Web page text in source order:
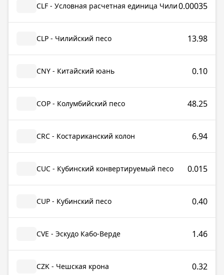
CLF - Условная расчетная единица Чили0.00035
CLP - Чилийский песо 13.98
CNY - Китайский юань 0.10
COP - Колумбийский песо 48.25
CRC - Костариканский колон 6.94
CUC - Кубинский конвертируемый песо 0.015
CUP - Кубинский песо 0.40
CVE - Эскудо Кабо-Верде 1.46
CZK - Чешская крона 0.32